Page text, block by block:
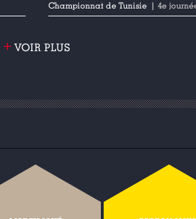
Championnat de Tunisie | 4e
+ VOIR PLUS